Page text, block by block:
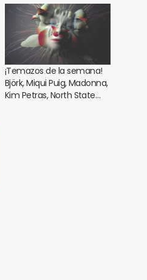
¡Temazos de la semana!
Björk, Miqui Puig, Madonna,
Kim Petras, North State…